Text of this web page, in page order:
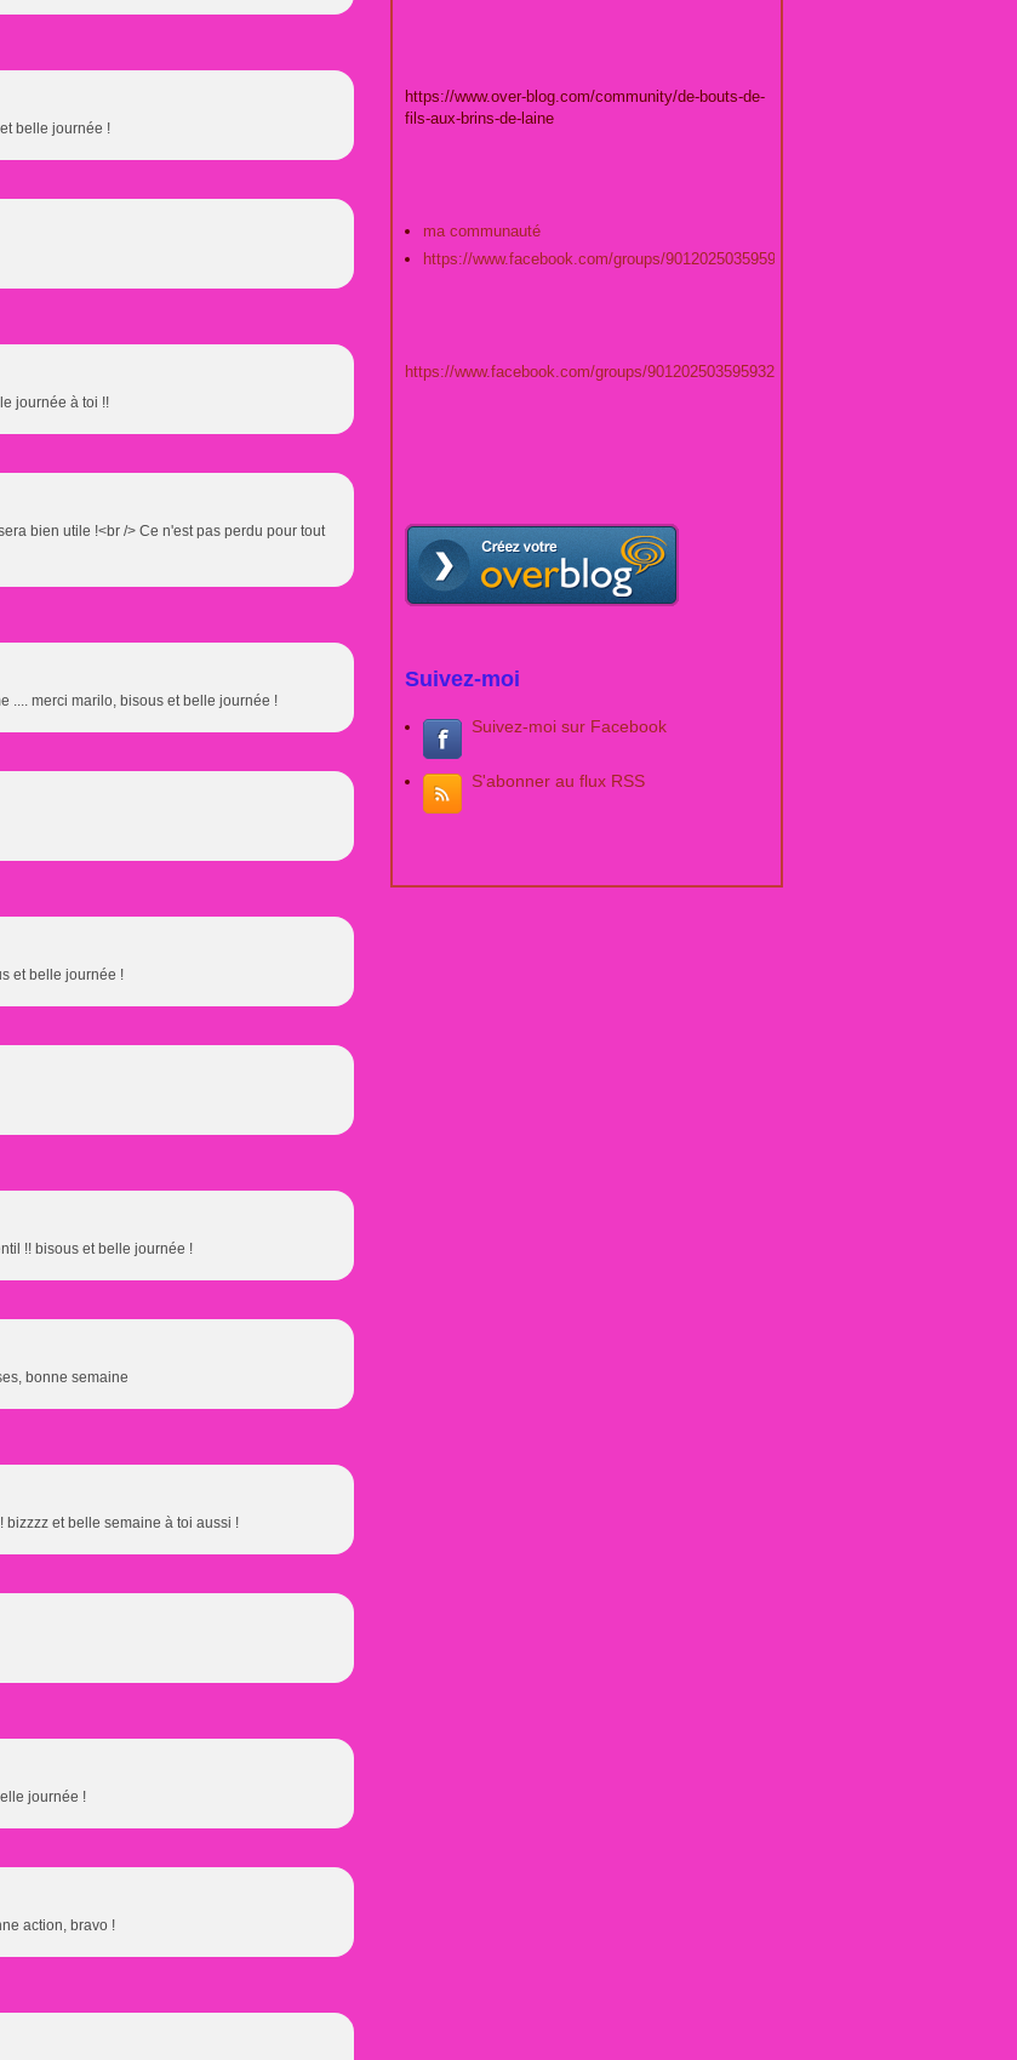
belle journée !
journée à toi !!
bien utile !<br /> Ce n'est pas perdu pour tout
.... merci marilo, bisous et belle journée !
et belle journée !
!! bisous et belle journée !
bonne semaine
bizzzz et belle semaine à toi aussi !
journée !
action, bravo !
https://www.over-blog.com/community/de-bouts-de-
fils-aux-brins-de-laine
ma communauté
https://www.facebook.com/groups/901202503595932/
https://www.facebook.com/groups/901202503595932/
Suivez-moi
Suivez-moi sur Facebook
S'abonner au flux RSS